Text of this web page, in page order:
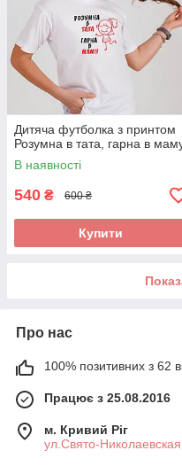
Дитяча футболка з принтом
Розумна в тата, гарна в
В наявності
540 ₴ 600 ₴
Купити
Про нас
100% позитивних з 62
Працює з 25.08.2016
м. Кривий Ріг
ул.Свято-